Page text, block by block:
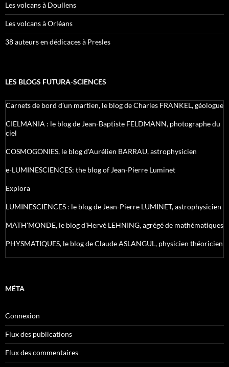
Les volcans à Doullens
Les volcans à Orléans
38 auteurs en dédicaces à Presles
LES BLOGS FUTURA-SCIENCES
Carnets de bord d’un martien, le blog de Charles FRANKEL, géologue
CIELMANIA : le blog de Jean-Baptiste FELDMANN, photographe du
ciel
COSMOGONIES, le blog d'Aurélien BARRAU, astrophysicien
e-LUMINESCIENCES: the blog of Jean-Pierre Luminet
Explora
LUMINESCIENCES : le blog de Jean-Pierre LUMINET, astrophysicien
MATH'MONDE, le blog d'Hervé LEHNING, agrégé de mathématiques
PHYSMATIQUES, le blog de Claude ASLANGUL, physicien théoricien
MÉTA
Connexion
Flux des publications
Flux des commentaires